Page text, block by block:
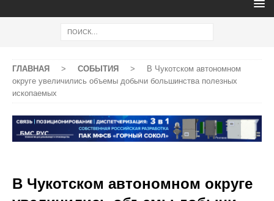
ГЛАВНАЯ > СОБЫТИЯ >
В Чукотском автономном
округе увеличились объемы добычи большинства полезных
ископаемых
В Чукотском автономном округе